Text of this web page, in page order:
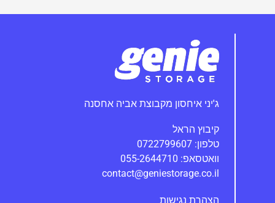
ג'יני‭ ‬איחסון‭ ‬מקבוצת‭ ‬אביה אחסנה
קיבוץ הראל
טלפון: 0722799607
וואטסאפ: 055-2644710
contact@geniestorage.co.il
הצהרת נגישות